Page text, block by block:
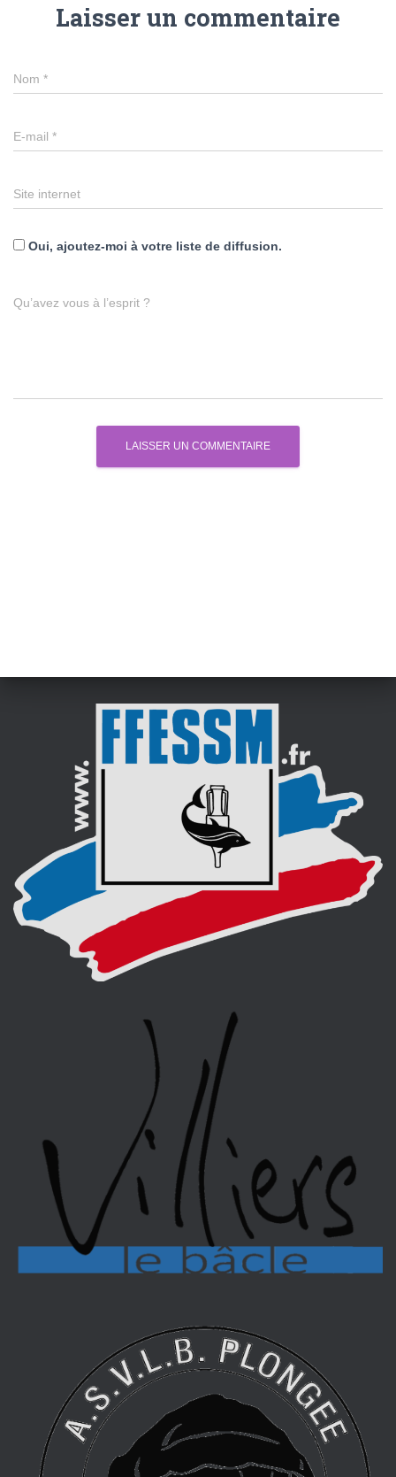
Laisser un commentaire
Nom *
E-mail *
Site internet
Oui, ajoutez-moi à votre liste de diffusion.
Qu’avez vous à l’esprit ?